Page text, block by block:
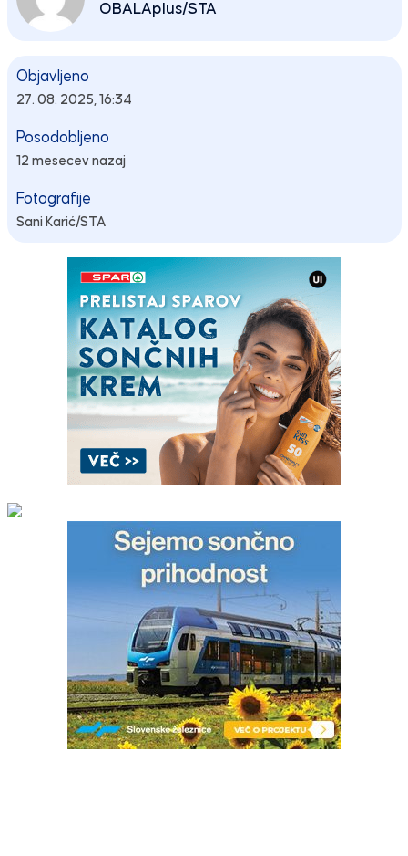
OBALAplus/STA
Objavljeno
27. 08. 2025, 16:34
Posodobljeno
12 mesecev nazaj
Fotografije
Sani Karić/STA